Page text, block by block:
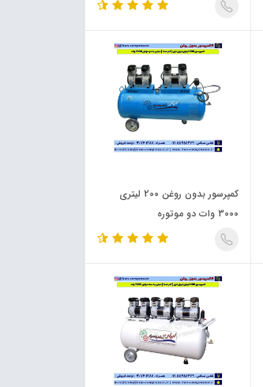
کمپرسور بدون روغن 200 لیتری
3000 وات دو موتوره